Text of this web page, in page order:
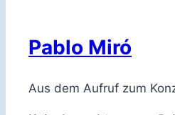
Pablo Miró
Aus dem Aufruf zum